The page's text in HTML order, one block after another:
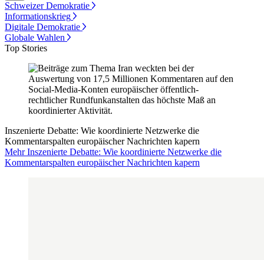
Schweizer Demokratie
Informationskrieg
Digitale Demokratie
Globale Wahlen
Top Stories
Inszenierte Debatte: Wie koordinierte Netzwerke die
Kommentarspalten europäischer Nachrichten kapern
Mehr Inszenierte Debatte: Wie koordinierte Netzwerke die
Kommentarspalten europäischer Nachrichten kapern